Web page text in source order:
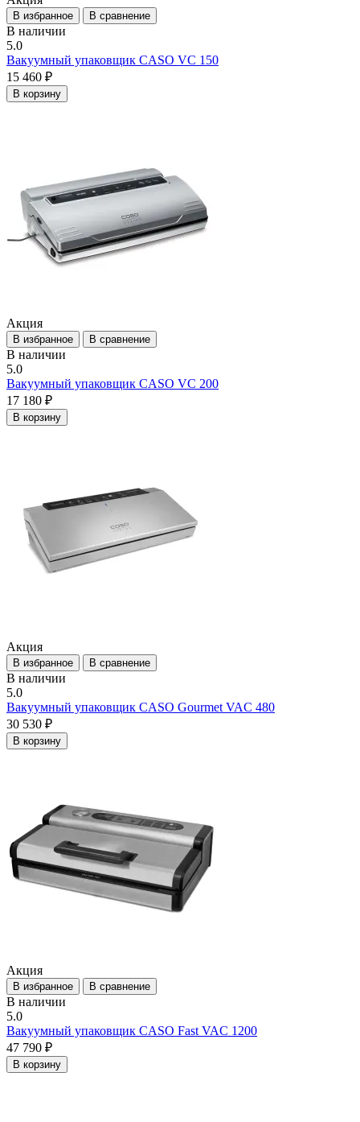
В избранное В сравнение
В наличии
5.0
Вакуумный упаковщик CASO VC 150
15 460 ₽
В корзину
Акция
В избранное В сравнение
В наличии
5.0
Вакуумный упаковщик CASO VC 200
17 180 ₽
В корзину
Акция
В избранное В сравнение
В наличии
5.0
Вакуумный упаковщик CASO Gourmet VAC 480
30 530 ₽
В корзину
Акция
В избранное В сравнение
В наличии
5.0
Вакуумный упаковщик CASO Fast VAC 1200
47 790 ₽
В корзину